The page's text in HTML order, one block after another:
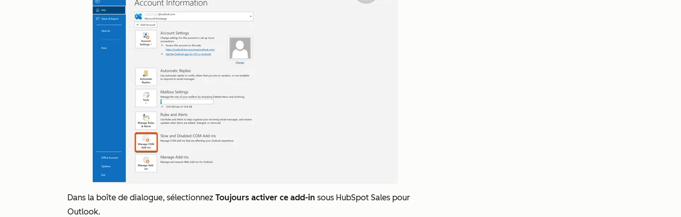
Dans la boîte de dialogue, sélectionnez Toujours activer ce add-in sous HubSpot Sales pour
Outlook.